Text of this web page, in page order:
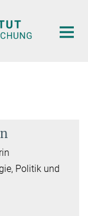
Politik und